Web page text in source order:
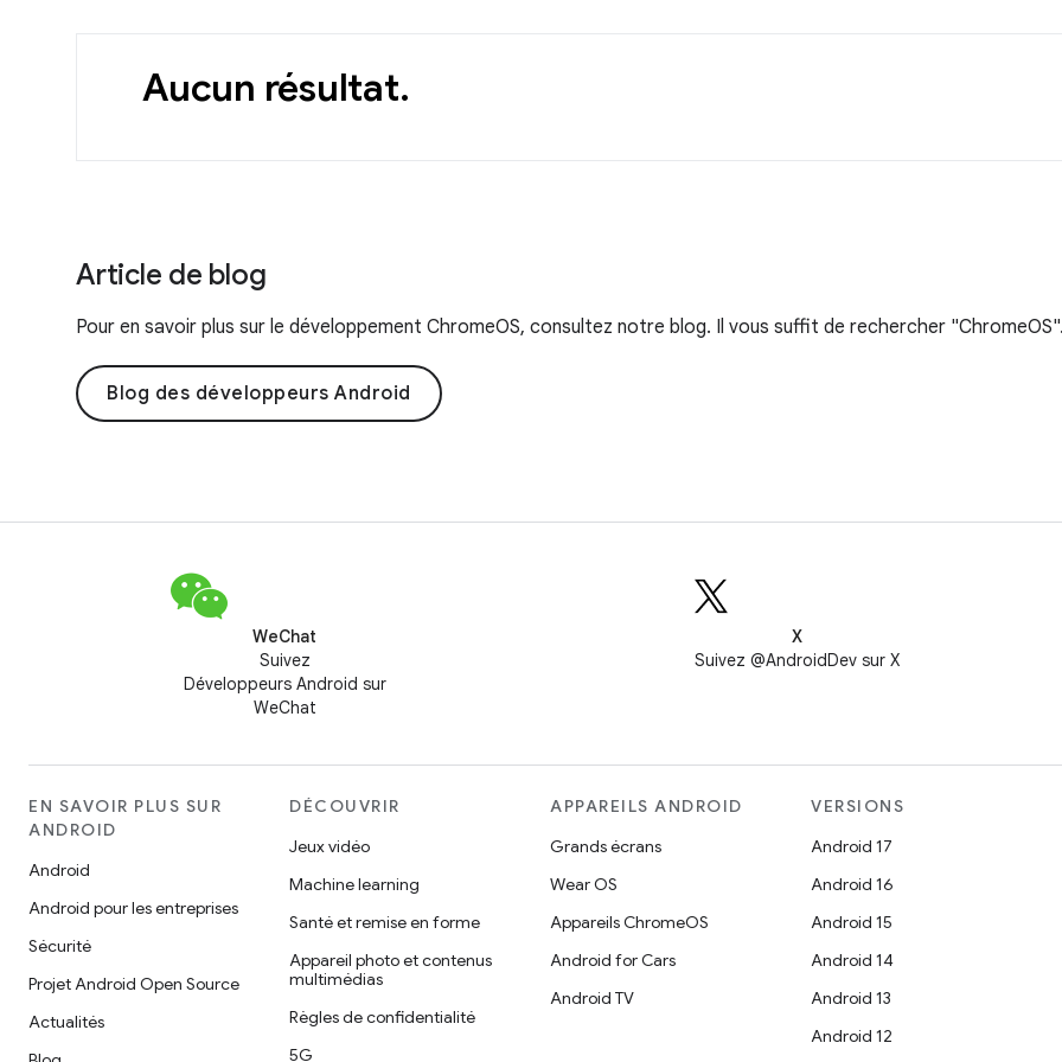
Aucun résultat.
Article de blog
Pour en savoir plus sur le développement ChromeOS, consultez notre blog. Il vous suffit de rechercher
Blog des développeurs Android
WeChat
Suivez
Développeurs Android sur
WeChat
X
Suivez @AndroidDev sur X
EN SAVOIR PLUS SUR
ANDROID
Android
Android pour les entreprises
Sécurité
Projet Android Open Source
Actualités
DÉCOUVRIR
Jeux vidéo
Machine learning
Santé et remise en forme
Appareil photo et contenus
multimédias
Règles de confidentialité
5G
APPAREILS ANDROID
Grands écrans
Wear OS
Appareils ChromeOS
Android for Cars
Android TV
VERSIONS
Android 17
Android 16
Android 15
Android 14
Android 13
Android 12